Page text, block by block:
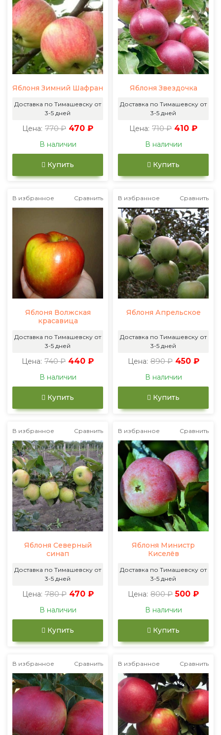
Яблоня Зимний Шафран
Доставка по Тимашевску от
3-5 дней
Цена: 770 ₽ 470 ₽
В наличии
Купить
Яблоня Звездочка
Доставка по Тимашевску от
3-5 дней
Цена: 710 ₽ 410 ₽
В наличии
Купить
В избранное Сравнить
Яблоня Волжская
красавица
Доставка по Тимашевску от
3-5 дней
Цена: 740 ₽ 440 ₽
В наличии
Купить
В избранное Сравнить
Яблоня Апрельское
Доставка по Тимашевску от
3-5 дней
Цена: 890 ₽ 450 ₽
В наличии
Купить
В избранное Сравнить
Яблоня Северный
синап
Доставка по Тимашевску от
3-5 дней
Цена: 780 ₽ 470 ₽
В наличии
Купить
В избранное Сравнить
Яблоня Министр
Киселёв
Доставка по Тимашевску от
3-5 дней
Цена: 800 ₽ 500 ₽
В наличии
Купить
В избранное Сравнить В избранное Сравнить